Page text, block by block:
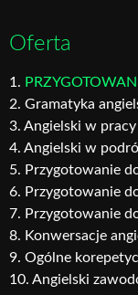
Oferta
1.
2. Gramatyka
3. Angielski w
4. Angielski w
5. Przygotowanie
6. Przygotowanie
7. Przygotowanie
8. Konwersacje
9. Ogólne
10. Angielski